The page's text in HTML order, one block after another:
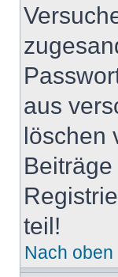
aus
löschen
teil!
Nach oben